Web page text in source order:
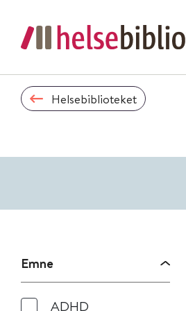
Helsebiblioteket
Emne
ADHD